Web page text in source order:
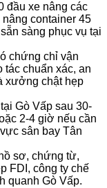
đầu xe nâng các
nâng container 45
sàng phục vụ tại
chứng chỉ vận
tác chuẩn xác, an
xưởng chật hẹp
Gò Vấp sau 30-
2-4 giờ nếu cần
sân bay Tân
sơ, chứng từ,
FDI, công ty chế
quanh Gò Vấp.